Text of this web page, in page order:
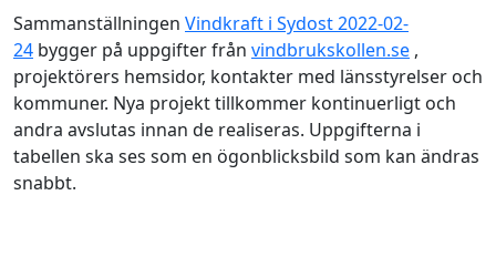
Sammanställningen Vindkraft i Sydost 2022-02-
24 bygger på uppgifter från vindbrukskollen.se ,
projektörers hemsidor, kontakter med länsstyrelser och
kommuner. Nya projekt tillkommer kontinuerligt och
andra avslutas innan de realiseras. Uppgifterna i
tabellen ska ses som en ögonblicksbild som kan ändras
snabbt.